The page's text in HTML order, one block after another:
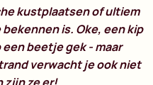
kustplaatsen of ultiem
is. Oke, een kip
beetje gek - maar
verwacht je ook niet